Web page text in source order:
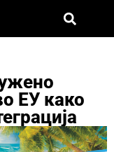
ЕУ како